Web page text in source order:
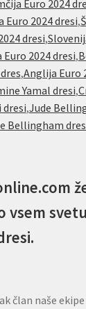
Euro 2024
Euro 2024 dresi,
dresi,
2024 dresi,
,Anglija Euro
Yamal dresi,
dresi,Jude
Bellingham
vsem
član naše